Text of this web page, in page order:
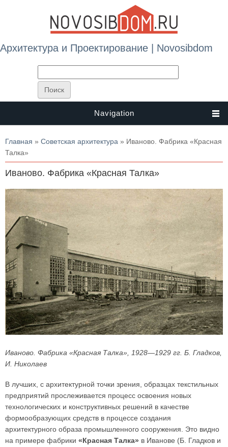
Архитектура и Проектирование | Novosibdom
Navigation
Вы здесь
Главная » Советская архитектура » Иваново. Фабрика «Красная
Талка»
Иваново. Фабрика «Красная Талка»
Иваново. Фабрика «Красная Талка», 1928—1929 гг. Б. Гладков,
И. Николаев
В лучших, с архитектурной точки зрения, образцах текстильных
предприятий прослеживается процесс освоения новых
технологических и конструктивных решений в качестве
формообразующих средств в процессе создания
архитектурного образа промышленного сооружения. Это видно
на примере фабрики «Красная Талка» в Иванове (Б. Гладков и